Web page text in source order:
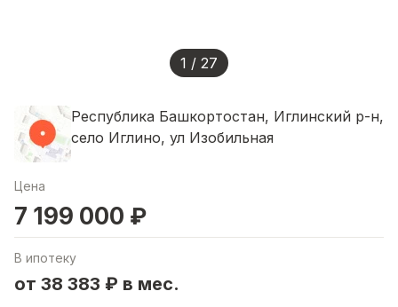
1 / 27
Республика Башкортостан, Иглинский р-н,
село Иглино, ул Изобильная
Цена
7 199 000 ₽
В ипотеку
от 38 383 ₽ в мес.